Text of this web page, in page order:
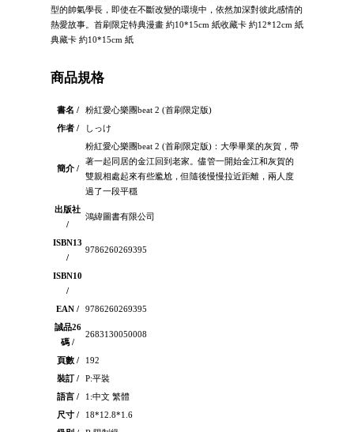
型的帥氣學長，即使在不斷改變的環境中，依然加深對彼此感情的
熱愛故事。首刷限定特典漫畫 約10*15cm 紙收藏卡 約12*12cm 紙
典藏卡 約10*15cm 紙
商品規格
書名 /
粉紅愛心樂團beat 2 (首刷限定版)
作者 /
しっけ
簡介 /
粉紅愛心樂團beat 2 (首刷限定版)：大學畢業的灰賀，帶
著一起同居的金江回到老家。儘管一開始金江和灰賀的
雙親相處起來有些尷尬，但隨後慢慢拉近距離，兩人度
過了一段平穩
出版社
/
鴻緯圖書有限公司
ISBN13
/
9786260269395
ISBN10
/
EAN /
9786260269395
誠品26
碼 /
2683130050008
頁數 /
192
裝訂 /
P:平裝
語言 /
1:中文 繁體
尺寸 /
18*12.8*1.6